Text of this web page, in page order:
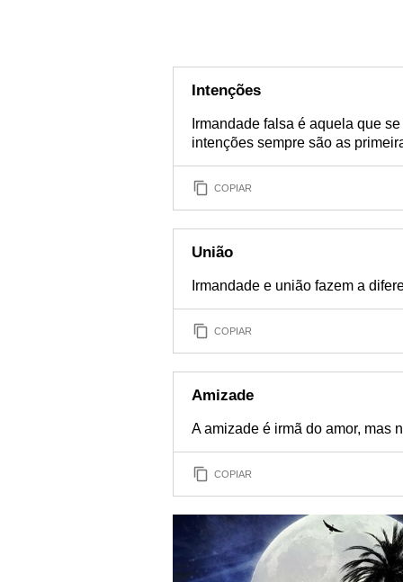
Intenções
Irmandade falsa é aquela que
intenções sempre são as
COPIAR
União
Irmandade e união fazem a
COPIAR
Amizade
A amizade é irmã do amor, mas
COPIAR